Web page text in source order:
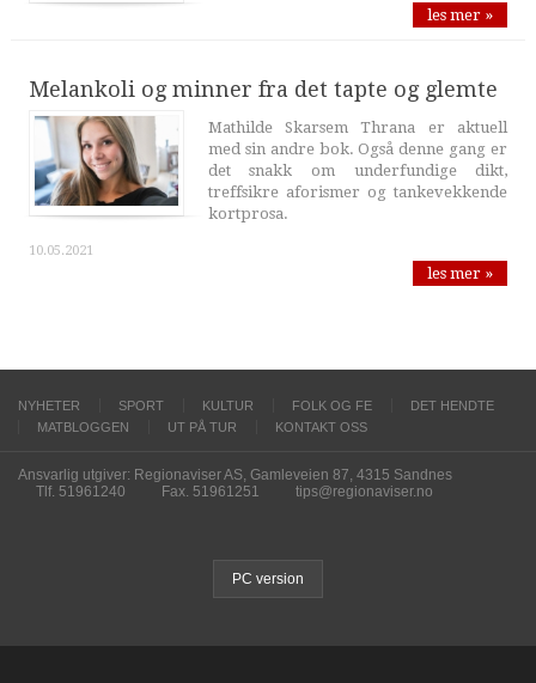
les mer »
Melankoli og minner fra det tapte og glemte
Mathilde Skarsem Thrana er aktuell
med sin andre bok. Også denne gang er
det snakk om underfundige dikt,
treffsikre aforismer og tankevekkende
kortprosa.
10.05.2021
les mer »
NYHETER SPORT KULTUR FOLK OG FE
DET HENDTE
MATBLOGGEN
UT PÅ TUR KONTAKT OSS
Ansvarlig utgiver: Regionaviser AS, Gamleveien 87, 4315 Sandnes
Tlf. 51961240
Fax. 51961251 tips@regionaviser.no
PC version